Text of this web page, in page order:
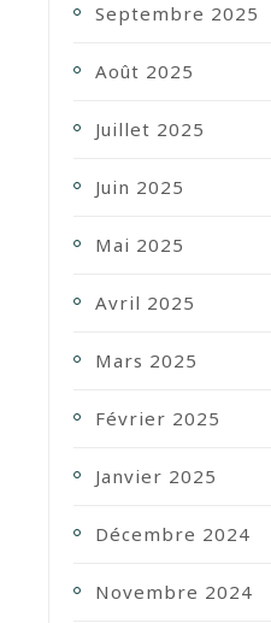
Septembre 2025
Août 2025
Juillet 2025
Juin 2025
Mai 2025
Avril 2025
Mars 2025
Février 2025
Janvier 2025
Décembre 2024
Novembre 2024